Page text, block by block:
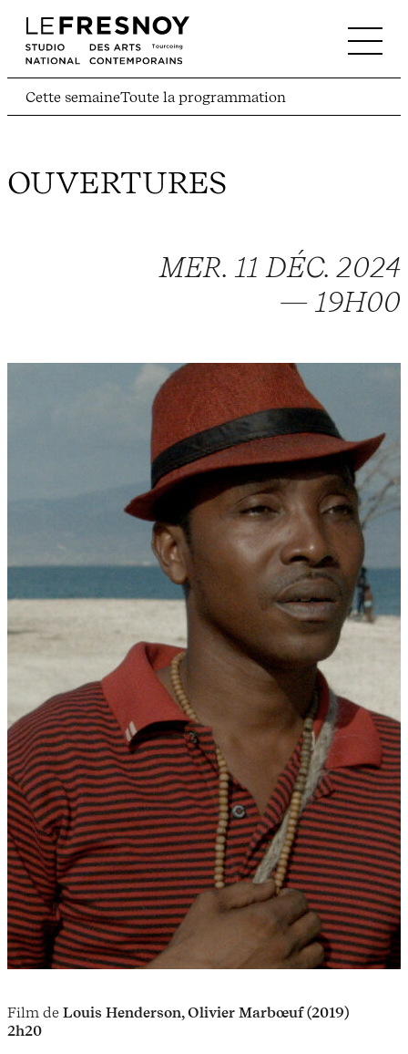
Cette semaineToute la programmation
OUVERTURES
MER. 11 DÉC. 2024
— 19H00
Film de Louis Henderson, Olivier Marbœuf (2019)
2h20